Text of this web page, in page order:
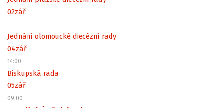
02zář
Jednání olomoucké diecézní rady
04zář
14:00
Biskupská rada
05zář
09:00